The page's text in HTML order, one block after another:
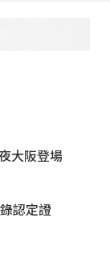
大阪登場
認定證